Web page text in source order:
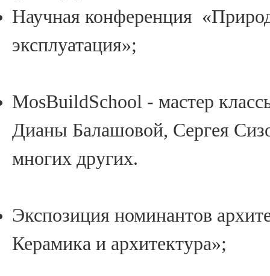
Научная конференция
эксплуатация»;
MosBuildSchool - мастер
Дианы Балашовой, Сергея
многих других.
Экспозиция номинантов
Керамика и архитектура»;